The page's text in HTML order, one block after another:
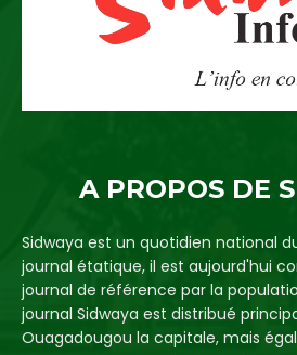
A PROPOS DE
Sidwaya est un quotidien national
journal étatique, il est aujourd'hui
journal de référence par la
journal Sidwaya est distribué
Ouagadougou la capitale, mais